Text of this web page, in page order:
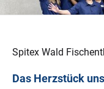
Spitex Wald
Das Herzstück